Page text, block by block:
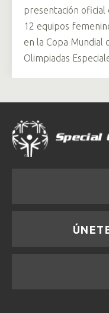
presentación oficial
12 equipos
en la Copa Mundial
Olimpiadas